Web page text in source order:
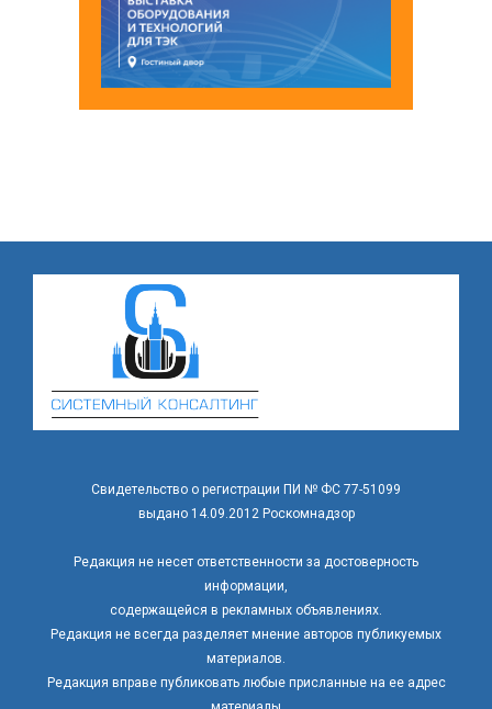
Свидетельство о регистрации ПИ № ФС 77-51099
выдано 14.09.2012 Роскомнадзор
Редакция не несет ответственности за достоверность
информации,
содержащейся в рекламных объявлениях.
Редакция не всегда разделяет мнение авторов публикуемых
материалов.
Редакция вправе публиковать любые присланные на ее адрес